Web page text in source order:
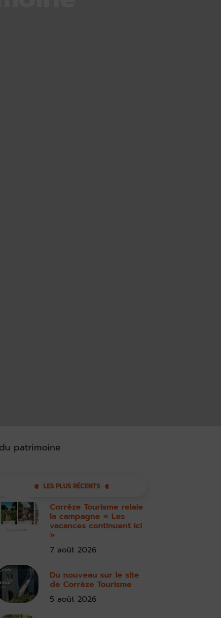
patrimoine
LES PLUS RÉCENTS
Corrèze Tourisme relaie
la campagne « Les
vacances continuent ici
»
7 août 2026
Du nouveau sur le site
de Corrèze Tourisme
5 août 2026